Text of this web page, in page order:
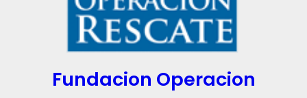
Fundacion Operacion